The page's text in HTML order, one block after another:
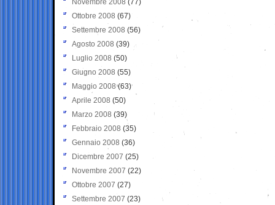
Novembre 2008 (77)
Ottobre 2008 (67)
Settembre 2008 (56)
Agosto 2008 (39)
Luglio 2008 (50)
Giugno 2008 (55)
Maggio 2008(63)
Aprile 2008 (50)
Marzo 2008 (39)
Febbraio 2008 (35)
Gennaio 2008 (36)
Dicembre 2007 (25)
Novembre 2007 (22)
Ottobre 2007 (27)
Settembre 2007 (23)